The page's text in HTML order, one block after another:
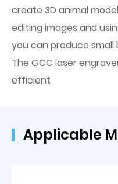
create 3D animal
editing images and
you can produce small
The GCC laser
efficient
Applicable